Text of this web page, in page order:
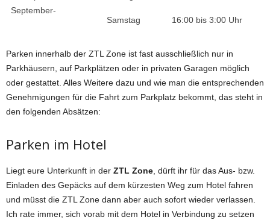
September-
Samstag 16:00 bis 3:00 Uhr
Parken innerhalb der ZTL Zone ist fast ausschließlich nur in
Parkhäusern, auf Parkplätzen oder in privaten Garagen möglich
oder gestattet. Alles Weitere dazu und wie man die entsprechenden
Genehmigungen für die Fahrt zum Parkplatz bekommt, das steht in
den folgenden Absätzen:
Parken im Hotel
Liegt eure Unterkunft in der ZTL Zone , dürft ihr für das Aus- bzw.
Einladen des Gepäcks auf dem kürzesten Weg zum Hotel fahren
und müsst die ZTL Zone dann aber auch sofort wieder verlassen.
Ich rate immer, sich vorab mit dem Hotel in Verbindung zu setzen